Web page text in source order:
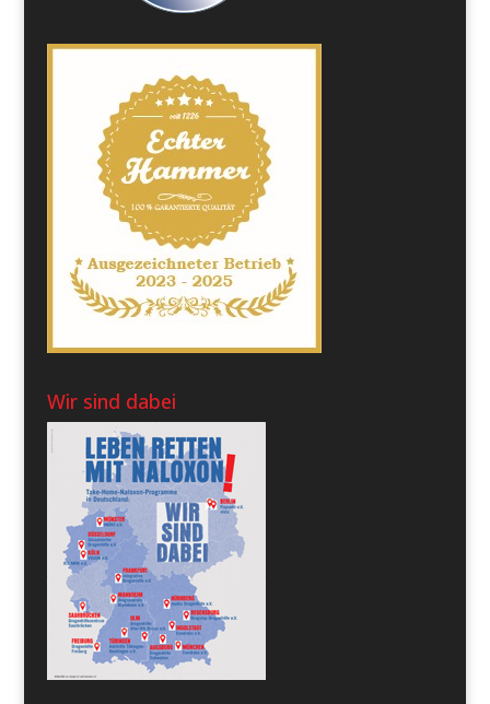
Wir sind dabei